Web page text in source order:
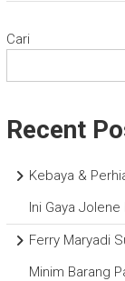
Cari
Recent
Kebaya &
Ini Gaya Jolene
Ferry Maryadi
Minim Barang